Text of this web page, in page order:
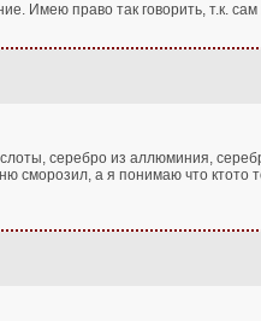
Имею право так говорить, т.к.
серебро из аллюминия,
сморозил, а я понимаю что ктото